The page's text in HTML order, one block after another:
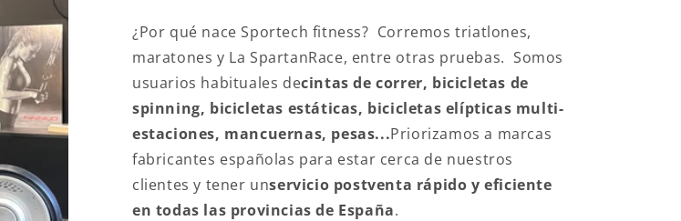
¿Por qué nace Sportech fitness? Corremos triatlones,
maratones y La SpartanRace, entre otras pruebas. Somos
usuarios habituales decintas de correr, bicicletas de
spinning, bicicletas estáticas, bicicletas elípticas multi-
estaciones, mancuernas, pesas...Priorizamos a marcas
fabricantes españolas para estar cerca de nuestros
clientes y tener unservicio postventa rápido y eficiente
en todas las provincias de España.